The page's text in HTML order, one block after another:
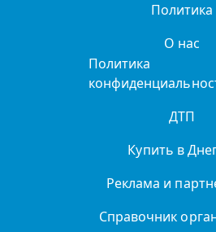
Политика
О нас
Политика
ДТП
Купить в
Реклама и
Справочник